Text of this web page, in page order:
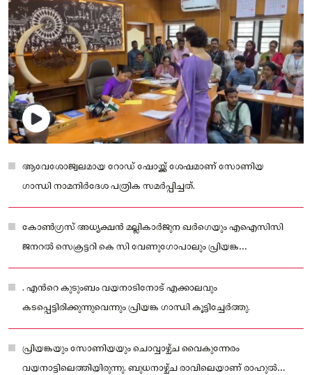
ആവേശോജ്വലമായ റോഡ് ഷോയ്ക്ക് ശേഷമാണ് സോണിയ
ഗാന്ധി നാമനിര്‍ദേശ പത്രിക സമര്‍പ്പിച്ചത്.
കോൺഗ്രസ് അധ്യക്ഷൻ മല്ലികാർജുന ഖർഗെയും എഐസിസി
ജനറല്‍ സെക്രട്ടറി കെ സി വേണുഗോപാലും പ്രിയങ്ക
ഗാന്ധിക്കൊപ്പം കളക്ടേറ്റില്‍ എത്തിയിരുന്നു.
. എന്‍റെ കുടുംബം വയനാടിനോട് എക്കാലവും
കടപ്പെട്ടിരിക്കുന്നുവെന്നും പ്രിയങ്ക ഗാന്ധി കൂട്ടിച്ചേര്‍ത്തു.
പ്രിയങ്കയും സോണിയയും ചൊവ്വാഴ്ച്ച വൈകുന്നേരം
വയനാട്ടിലെത്തിയിരുന്നു. ബുധനാഴ്ച്ച രാവിലെയാണ് രാഹുല്‍